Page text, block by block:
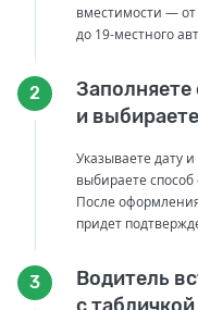
вместимости —
до 19-местного
2
Заполняете
и
Указываете дату
выбираете
После
придет
3
Водитель